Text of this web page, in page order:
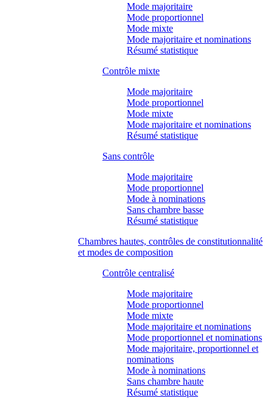
Mode majoritaire
Mode proportionnel
Mode mixte
Mode majoritaire et nominations
Résumé statistique
Contrôle mixte
Mode majoritaire
Mode proportionnel
Mode mixte
Mode majoritaire et nominations
Résumé statistique
Sans contrôle
Mode majoritaire
Mode proportionnel
Mode à nominations
Sans chambre basse
Résumé statistique
Chambres hautes, contrôles de constitutionnalité
et modes de composition
Contrôle centralisé
Mode majoritaire
Mode proportionnel
Mode mixte
Mode majoritaire et nominations
Mode proportionnel et nominations
Mode majoritaire, proportionnel et
nominations
Mode à nominations
Sans chambre haute
Résumé statistique